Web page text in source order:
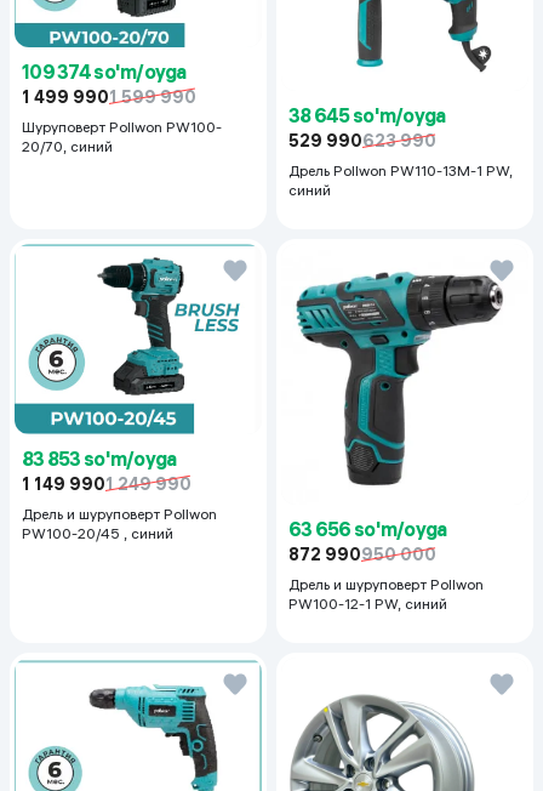
109 374 so'm/oyga
1 499 9901 599 990
Шуруповерт Pollwon PW100-
20/70, синий
38 645 so'm/oyga
529 990623 990
Дрель Pollwon PW110-13M-1 PW,
синий
83 853 so'm/oyga
1 149 9901 249 990
Дрель и шуруповерт Pollwon
PW100-20/45 , синий
63 656 so'm/oyga
872 990950 000
Дрель и шуруповерт Pollwon
PW100-12-1 PW, синий